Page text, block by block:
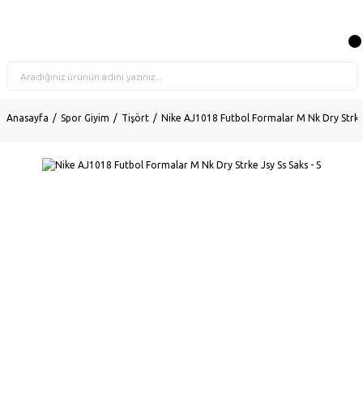
Anasayfa Spor Giyim Tişört Nike AJ1018 Futbol Formalar M Nk Dry Strke